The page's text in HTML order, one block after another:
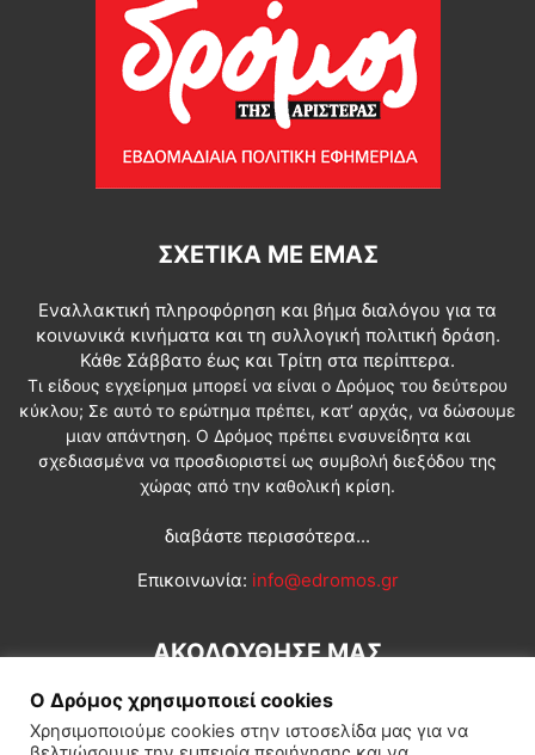
ΣΧΕΤΙΚΆ ΜΕ ΕΜΆΣ
Εναλλακτική πληροφόρηση και βήμα διαλόγου για τα
κοινωνικά κινήματα και τη συλλογική πολιτική δράση.
Κάθε Σάββατο έως και Τρίτη στα περίπτερα.
Τι είδους εγχείρημα μπορεί να είναι ο Δρόμος του δεύτερου
κύκλου; Σε αυτό το ερώτημα πρέπει, κατ’ αρχάς, να δώσουμε
μιαν απάντηση. Ο Δρόμος πρέπει ενσυνείδητα και
σχεδιασμένα να προσδιοριστεί ως συμβολή διεξόδου της
χώρας από την καθολική κρίση.
διαβάστε περισσότερα...
Επικοινωνία: info@edromos.gr
ΑΚΟΛΟΥΘΗΣΕ ΜΑΣ
Ο Δρόμος χρησιμοποιεί cookies
Χρησιμοποιούμε cookies στην ιστοσελίδα μας για να